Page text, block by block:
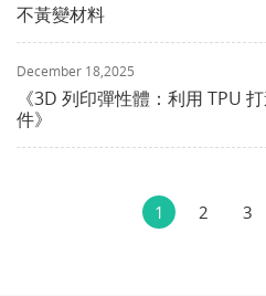
不黃變材料
December 18,2025
《3D 列印彈性體：利用 TPU
件》
1 2 3